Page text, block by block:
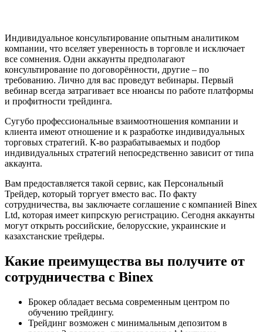
Индивидуальное консультирование опытным аналитиком
компании, что вселяет уверенность в торговле и исключает
все сомнения. Одни аккаунты предполагают
консультирование по договорённости, другие – по
требованию. Лично для вас проведут вебинары. Первый
вебинар всегда затрагивает все нюансы по работе платформы
и профитности трейдинга.
Сугубо профессиональные взаимоотношения компании и
клиента имеют отношение и к разработке индивидуальных
торговых стратегий. К-во разрабатываемых и подбор
индивидуальных стратегий непосредственно зависит от типа
аккаунта.
Вам предоставляется такой сервис, как Персональный
Трейдер, который торгует вместо вас. По факту
сотрудничества, вы заключаете соглашение с компанией Binex
Ltd, которая имеет кипрскую регистрацию. Сегодня аккаунты
могут открыть российские, белорусские, украинские и
казахстанские трейдеры.
Какие преимущества вы получите от
сотрудничества с Binex
Брокер обладает весьма современным центром по
обучению трейдингу.
Трейдинг возможен с минимальным депозитом в